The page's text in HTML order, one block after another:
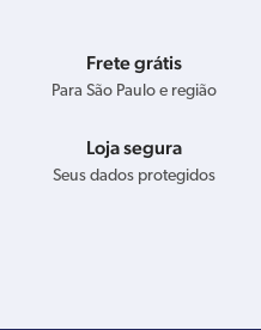
Frete grátis
Para São Paulo e região
Loja segura
Seus dados protegidos